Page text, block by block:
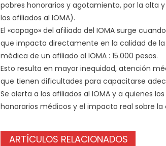
pobres honorarios y agotamiento, por la alta
los afiliados al IOMA).
El «copago» del afiliado del IOMA surge
que impacta directamente en la calidad de
médica de un afiliado al IOMA : 15.000 pesos.
Esto resulta en mayor inequidad, atención
que tienen dificultades para capacitarse
Se alerta a los afiliados al IOMA y a quienes
honorarios médicos y el impacto real sobre
ARTÍCULOS RELACIONADOS